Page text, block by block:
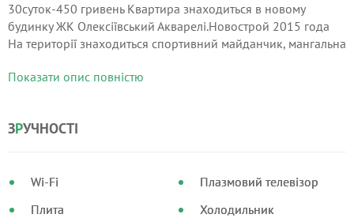
30суток-450 гривень Квартира знаходиться в новому
будинку ЖК Олексіївський Акварелі.Новострой 2015 года
На території знаходиться спортивний майданчик, мангальна
Показати опис повністю
ЗРУЧНОСТІ
Wi-Fi
Плита
Плазмовий телевізор
Холодильник